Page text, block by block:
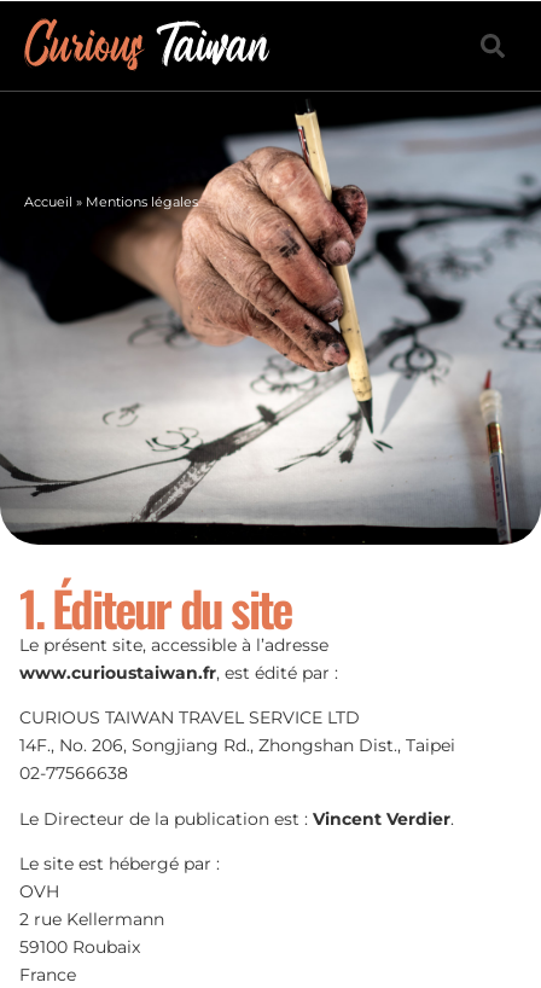
Accueil » Mentions légales
1. Éditeur du site
Le présent site, accessible à l’adresse
www.curioustaiwan.fr, est édité par :
CURIOUS TAIWAN TRAVEL SERVICE LTD
14F., No. 206, Songjiang Rd., Zhongshan Dist., Taipei
02-77566638
Le Directeur de la publication est : Vincent Verdier.
Le site est hébergé par :
OVH
2 rue Kellermann
59100 Roubaix
France